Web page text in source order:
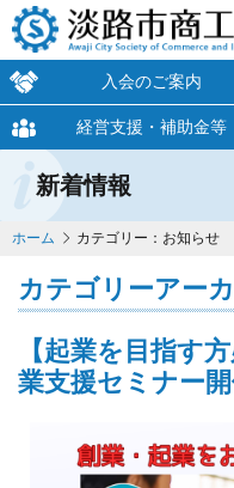
入会のご案内
経営支援・補助金等
新着情報
ホーム カテゴリー：お知らせ
カテゴリーアー
【起業を目指す
業支援セミナー